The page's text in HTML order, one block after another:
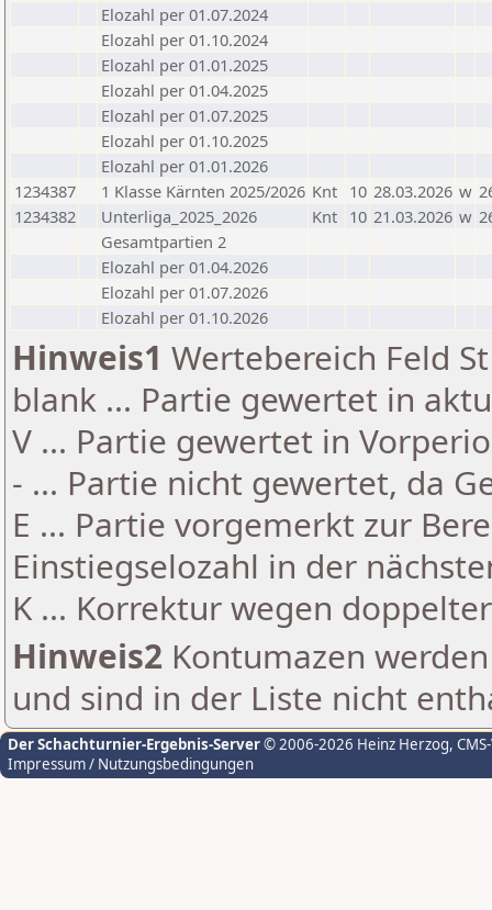
Elozahl per 01.07.2024
Elozahl per 01.10.2024
Elozahl per 01.01.2025
Elozahl per 01.04.2025
Elozahl per 01.07.2025
Elozahl per 01.10.2025
Elozahl per 01.01.2026
1234387
1 Klasse Kärnten 2025/2026 Knt 10 28.03.2026 w
1234382
Unterliga_2025_2026 Knt 10 21.03.2026 w
Gesamtpartien 2
Elozahl per 01.04.2026
Elozahl per 01.07.2026
Elozahl per 01.10.2026
Hinweis1 Wertebereich Feld
blank ... Partie gewertet in
V ... Partie gewertet in
- ... Partie nicht gewertet, da
E ... Partie vorgemerkt zur
Einstiegselozahl in der
K ... Korrektur wegen
Hinweis2 Kontumazen
und sind in der Liste nicht
Der Schachturnier-Ergebnis-Server© 2006-2026 Heinz Herzog,
Impressum / Nutzungsbedingungen